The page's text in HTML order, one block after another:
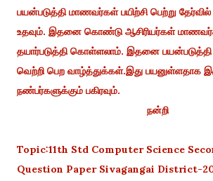
பயன்படுத்தி மாணவர்கள் பயிற்சி பெற்று தேர்வில்
உதவும். இதனை கொண்டு ஆசிரியர்கள்
தயார்படுத்தி கொள்ளலாம். இதனை
வெற்றி பெற வாழ்த்துக்கள்.இது பயனுள்ளதாக
நண்பர்களுக்கும் பகிரவும்.
நன்றி
Topic:11th Std Computer Science
Question Paper Sivagangai District-